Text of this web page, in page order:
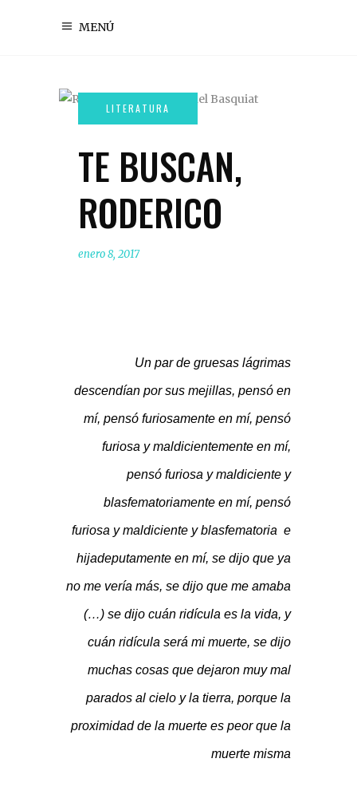
MENÚ
TE BUSCAN,
RODERICO
enero 8, 2017
Un par de gruesas lágrimas
descendían por sus mejillas, pensó en
mí, pensó furiosamente en mí, pensó
furiosa y maldicientemente en mí,
pensó furiosa y maldiciente y
blasfematoriamente en mí, pensó
furiosa y maldiciente y blasfematoria e
hijadeputamente en mí, se dijo que ya
no me vería más, se dijo que me amaba
(…) se dijo cuán ridícula es la vida, y
cuán ridícula será mi muerte, se dijo
muchas cosas que dejaron muy mal
parados al cielo y la tierra, porque la
proximidad de la muerte es peor que la
muerte misma